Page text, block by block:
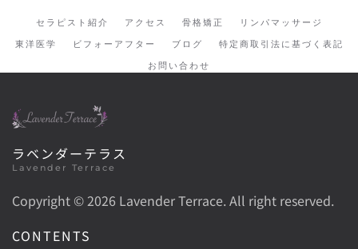
セラピスト紹介 アクセス 骨格矯正
リンパマッサージ
東洋医学
ビフォーアフター ブログ
特定商取引法に基づく表記
お問い合わせ
ラベンダーテラス
Lavender Terrace
Copyright ©2026 Lavender Terrace. All right reserved.
CONTENTS